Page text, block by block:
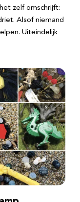
zelf omschrijft:
Alsof niemand
Uiteindelijk